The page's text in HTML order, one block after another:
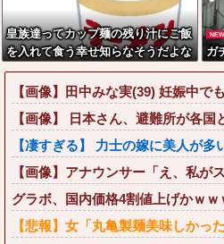
皇族達ってカップ麺の残り汁にご飯
を入れて食う幸せ知らなそうだよな
ｗ
NEW
ガ
【画像】田中みな実(39) 妊娠中で
【画像】 日本さん、避難所が各
【凄すぎる】 力士の嫁に美人が
【画像】アナウンサー「え、私が
グラボ、国内価格4割値上げかｗ
【悲報】女「丸亀製麺美味しかっ